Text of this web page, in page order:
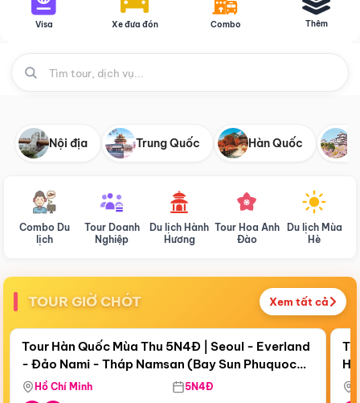
Visa Xe đưa đón Combo Thêm
Nội địa Trung Quốc Hàn Quốc
Combo Du
lịch
Tour Doanh
Nghiệp
Du lịch Hành
Hương
Tour Hoa Anh
Đào
Du lịch Mùa
Hè
TOUR GIỜ CHÓT Xem tất cả
Còn18 ngày 06:16:11
Bay Sun Phuquoc Airways
Điểm nổi bật
Tour Hàn Quốc Mùa Thu 5N4Đ | Seoul - Everland
- Đảo Nami - Tháp Namsan (Bay Sun Phuquoc
Airways)
Hồ Chí Minh 5N4Đ